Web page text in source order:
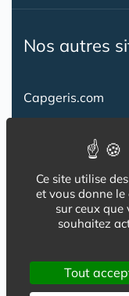
Nos autres
Capgeris.com
Emploi-
Creche-et-
Ce site utilise
et vous donne le
sur ceux que
souhaitez
Tout